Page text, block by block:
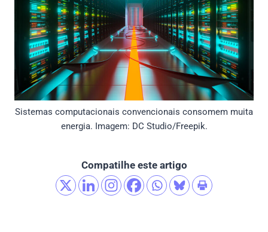
Sistemas computacionais convencionais consomem muita
energia. Imagem: DC Studio/Freepik.
Compatilhe este artigo